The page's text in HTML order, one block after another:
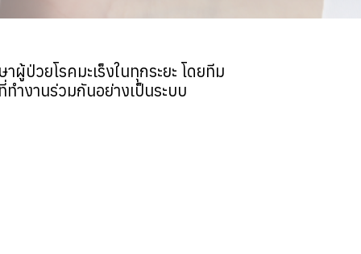
ป่วยโรคมะเร็งในทุกระยะ โดยทีม
ำงานร่วมกันอย่างเป็นระบบ